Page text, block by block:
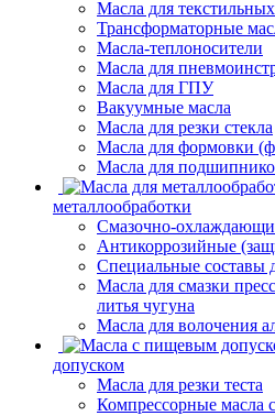
Масла для
Трансформаторные
Масла-теплоносители
Масла для
Масла для ГПУ
Вакуумные масла
Масла для резки стекла
Масла для формовки
Масла для
металлообработки
Смазочно-
Антикоррозийные
Специальные составы
Масла для смазки
литья чугуна
Масла для волочения
допуском
Масла для резки теста
Компрессорные масла